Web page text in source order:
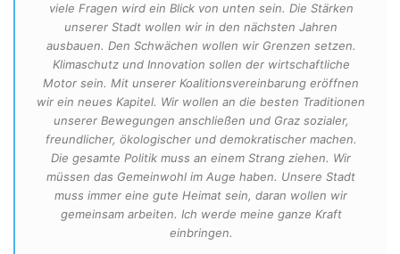
viele Fragen wird ein Blick von unten sein. Die Stärken
unserer Stadt wollen wir in den nächsten Jahren
ausbauen. Den Schwächen wollen wir Grenzen setzen.
Klimaschutz und Innovation sollen der wirtschaftliche
Motor sein. Mit unserer Koalitionsvereinbarung eröffnen
wir ein neues Kapitel. Wir wollen an die besten Traditionen
unserer Bewegungen anschließen und Graz sozialer,
freundlicher, ökologischer und demokratischer machen.
Die gesamte Politik muss an einem Strang ziehen. Wir
müssen das Gemeinwohl im Auge haben. Unsere Stadt
muss immer eine gute Heimat sein, daran wollen wir
gemeinsam arbeiten. Ich werde meine ganze Kraft
einbringen.